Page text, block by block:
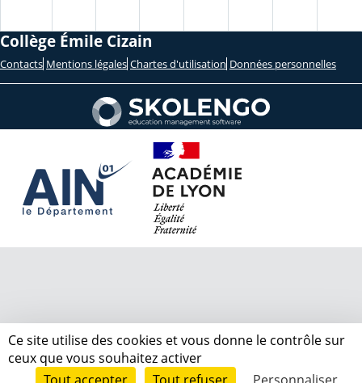
Collège Émile Cizain
Contacts Mentions légales Chartes d'utilisation Données personnelles
Ce site utilise des cookies et vous donne le contrôle sur
ceux que vous souhaitez activer